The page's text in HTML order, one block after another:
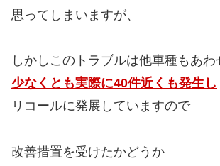
思ってしまいますが、
しかしこのトラブルは他車種もあわ
少なくとも実際に40件近くも発生し
リコールに発展していますので
改善措置を受けたかどうか